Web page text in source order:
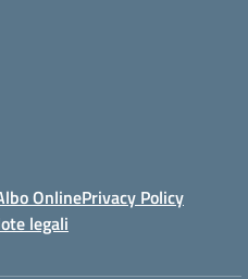
OnlinePrivacy Policy
legali